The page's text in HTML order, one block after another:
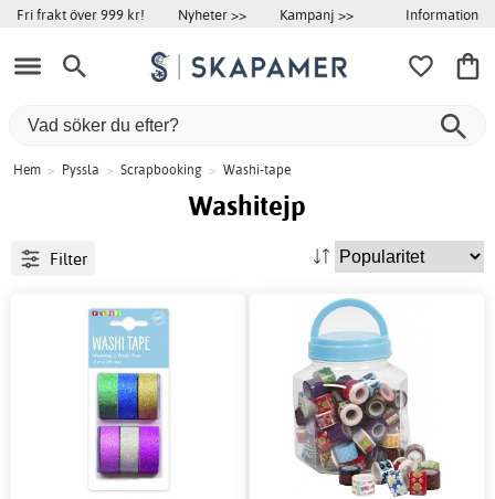
Fri frakt över 999 kr! Nyheter >> Kampanj >> Information
Hem > Pyssla > Scrapbooking > Washi-tape
Washitejp
Filter